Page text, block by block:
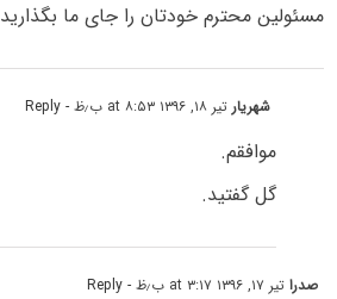
مسئولین محترم خودتان را جای ما بگذارید
شهریارتیر ۱۸, ۱۳۹۶ at ۸:۵۳ ب٫ظ - Reply
موافقم.
گل گفتید.
صدراتیر ۱۷, ۱۳۹۶ at ۳:۱۷ ب٫ظ - Reply